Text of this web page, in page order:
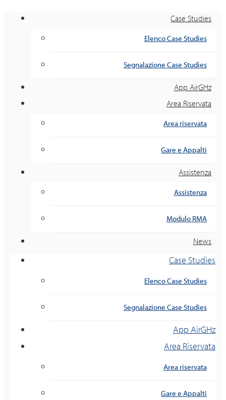
Case Studies
Elenco Case Studies
Segnalazione Case Studies
App AirGHz
Area Riservata
Area riservata
Gare e Appalti
Assistenza
Assistenza
Modulo RMA
News
Case Studies
Elenco Case Studies
Segnalazione Case Studies
App AirGHz
Area Riservata
Area riservata
Gare e Appalti